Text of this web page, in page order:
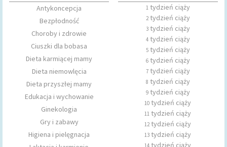
Antykoncepcja
Bezpłodność
Choroby i zdrowie
Ciuszki dla bobasa
Dieta karmiącej mamy
Dieta niemowlęcia
Dieta przyszłej mamy
Edukacja i wychowanie
Ginekologia
Gry i zabawy
Higiena i pielęgnacja
1tydzień ciąży
2tydzień ciąży
3tydzień ciąży
4tydzień ciąży
5tydzień ciąży
6tydzień ciąży
7tydzień ciąży
8 tydzień ciąży
9tydzień ciąży
10 tydzień ciąży
11 tydzień ciąży
12tydzień ciąży
13 tydzień ciąży
tydzień ciąży